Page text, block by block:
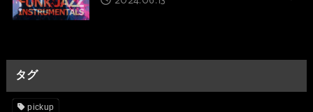
タグ
pickup